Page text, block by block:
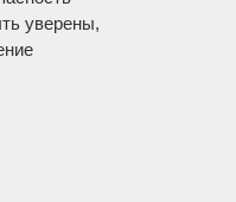
уверены,